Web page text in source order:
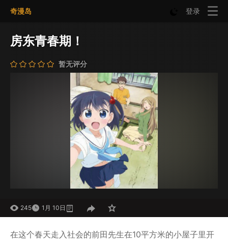
奇漫岛 登录
房东青春期！
暂无评分
245 1月 10日
在这个春天走入社会的前田先生在10平方米的小屋子里开